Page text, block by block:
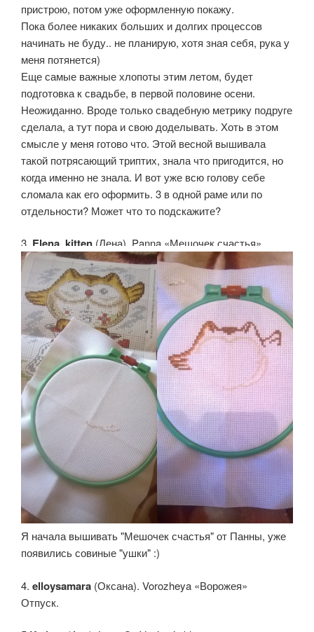
пристрою, потом уже оформленную покажу.
Пока более никаких больших и долгих процессов
начинать не буду.. не планирую, хотя зная себя, рука у
меня потянется)
Еще самые важные хлопоты этим летом, будет
подготовка к свадьбе, в первой половине осени.
Неожиданно. Вроде только свадебную метрику подруге
сделала, а тут пора и свою доделывать. Хоть в этом
смысле у меня готово что. Этой весной вышивала
такой потрясающий триптих, знала что пригодится, но
когда именно не знала. И вот уже всю голову себе
сломала как его оформить. 3 в одной раме или по
отдельности? Может что то подскажите?
3. Elena_kitten (Лена). Panna «Мешочек счастья»
Я начала вышивать "Мешочек счастья" от Панны, уже
появились совиные "ушки" :)
4. elloysamara (Оксана). Vorozheya «Ворожея»
Отпуск.